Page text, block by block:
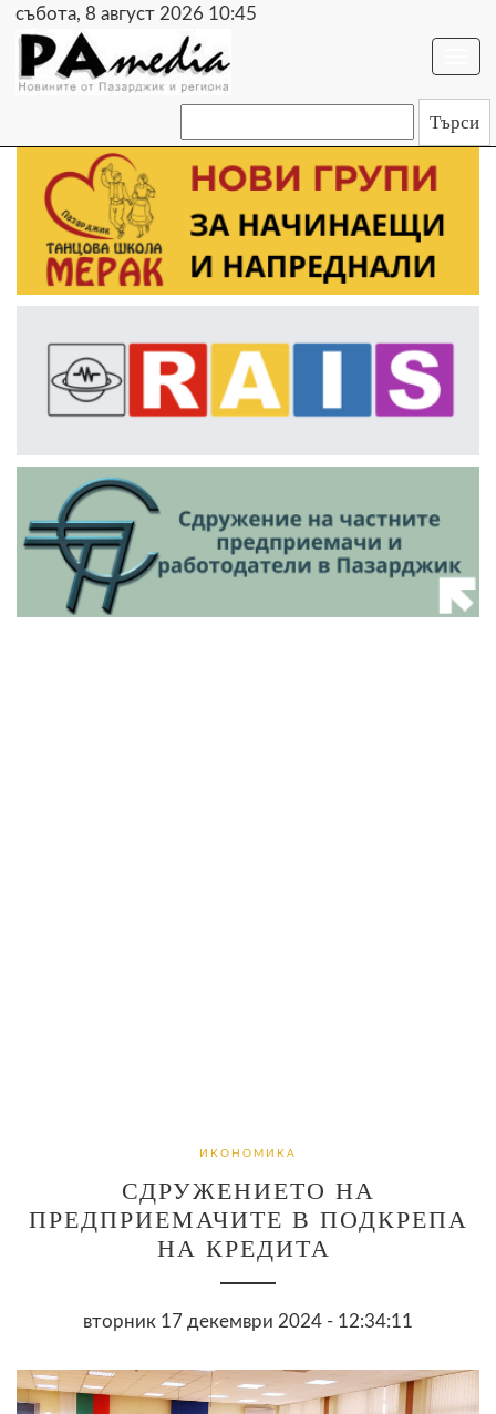
събота, 8 август 2026 10:45
ИКОНОМИКА
СДРУЖЕНИЕТО НА
ПРЕДПРИЕМАЧИТЕ В ПОДКРЕПА
НА КРЕДИТА
вторник 17 декември 2024 - 12:34:11